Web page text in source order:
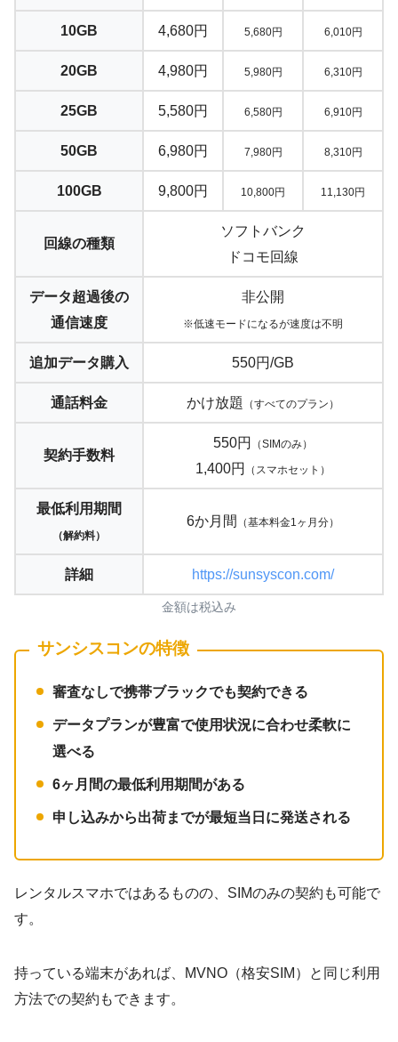
10GB 4,680円 5,680円 6,010円
20GB 4,980円 5,980円 6,310円
25GB 5,580円 6,580円 6,910円
50GB 6,980円 7,980円 8,310円
100GB 9,800円 10,800円 11,130円
回線の種類
ソフトバンク
ドコモ回線
データ超過後の
通信速度
非公開
※低速モードになるが速度は不明
追加データ購入 550円/GB
通話料金 かけ放題 （すべてのプラン）
契約手数料
550円 （SIMのみ）
1,400円 （スマホセット）
最低利用期間
（解約料）
6か月間 （基本料金1ヶ月分）
詳細 https://sunsyscon.com/
金額は税込み
サンシスコンの特徴
審査なしで携帯ブラックでも契約できる
データプランが豊富で使用状況に合わせ柔軟に
選べる
6ヶ月間の最低利用期間がある
申し込みから出荷までが最短当日に発送される
レンタルスマホではあるものの、SIMのみの契約も可能で
す。
持っている端末があれば、MVNO（格安SIM）と同じ利用
方法での契約もできます。